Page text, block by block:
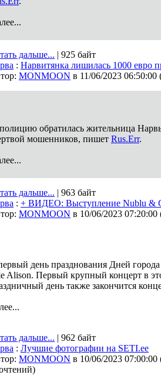
дальше... | 925 байт
: Нарвитянка лишилась 1000 евро
MONMOON в 11/06/2023 06:50:00
обратилась жительница
мошенников, пишет Rus.Err.
дальше... | 963 байт
: + ВИДЕО: Выступление Nublu &
MONMOON в 10/06/2023 07:20:00
день празднования Дней
Alison. Первый крупный концерт в
день также закончится
дальше... | 962 байт
: Лучшие фотографии на SETI.ee
MONMOON в 10/06/2023 07:00:00
)